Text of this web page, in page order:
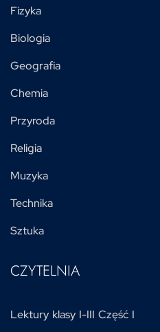
Fizyka
Biologia
Geografia
Chemia
Przyroda
Religia
Muzyka
Technika
Sztuka
CZYTELNIA
Lektury klasy I-III Część I